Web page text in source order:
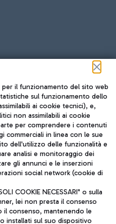
ITA
il funzionamento del sito web
sul funzionamento dello
ai cookie tecnici), e,
non assimilabili ai cookie
per comprendere i contenuti
commerciali in linea con le sue
dell'utilizzo delle funzionalità e
analisi e monitoraggio dei
gli annunci e le inserzioni
social network (cookie di
COOKIE NECESSARI" o sulla
lei non presta il consenso
consenso, mantenendo le
installati sul suo dispositivo